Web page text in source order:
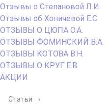
Отзывы о Степановой Л.И.
Отзывы об Хоничевой Е.С.
ОТЗЫВЫ О ЦЮПА О.А.
ОТЗЫВЫ ФОМИНСКИЙ В.А.
ОТЗЫВЫ КОТОВА В.Н.
ОТЗЫВЫ О КРУГ Е.В.
АКЦИИ
Статьи ›